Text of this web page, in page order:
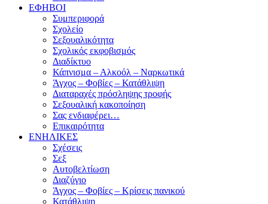
ΕΦΗΒΟΙ
Συμπεριφορά
Σχολείο
Σεξουαλικότητα
Σχολικός εκφοβισμός
Διαδίκτυο
Κάπνισμα – Αλκοόλ – Ναρκωτικά
Άγχος – Φοβίες – Κατάθλιψη
Διαταραχές πρόσληψης τροφής
Σεξουαλική κακοποίηση
Σας ενδιαφέρει…
Επικαιρότητα
ΕΝΗΛΙΚΕΣ
Σχέσεις
Σεξ
Αυτοβελτίωση
Διαζύγιο
Άγχος – Φοβίες – Κρίσεις πανικού
Κατάθλιψη